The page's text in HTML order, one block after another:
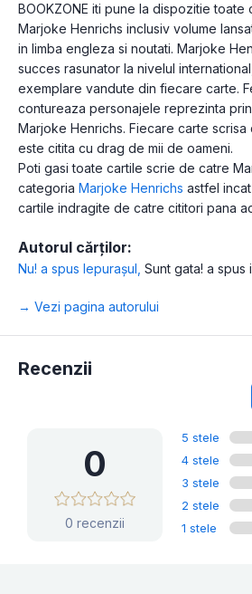
BOOKZONE iti pune la dispozitie
Marjoke Henrichs inclusiv volume
in limba engleza si noutati. Marjoke
succes rasunator la nivelul
exemplare vandute din fiecare carte.
contureaza personajele reprezinta
Marjoke Henrichs. Fiecare carte
este citita cu drag de mii de oameni.
Poti gasi toate cartile scrie de catre
categoria Marjoke Henrichs astfel
cartile indragite de catre cititori pana
Autorul cărților:
Nu! a spus Iepurașul Sunt gata! a spus
→ Vezi pagina autorului
Recenzii
0
0 recenzii
5 stele
4 stele
3 stele
2 stele
1 stele